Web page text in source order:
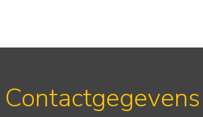
Contactgegevens